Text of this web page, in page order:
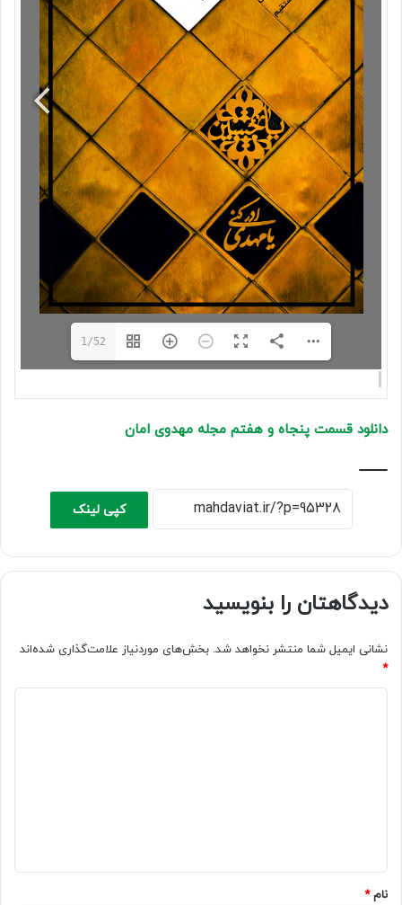
1/52
دانلود قسمت پنجاه و هفتم مجله مهدوی امان
کپی لینک
دیدگاهتان را بنویسید
نشانی ایمیل شما منتشر نخواهد شد. بخش‌های موردنیاز علامت‌گذاری شده‌اند
*
نام*